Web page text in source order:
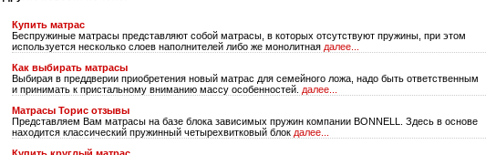
Купить матрас
Беспружиные матрасы представляют собой матрасы, в которых отсутствуют пружины, при этом
используется несколько слоев наполнителей либо же монолитная далее...
Как выбирать матрасы
Выбирая в преддверии приобретения новый матрас для семейного ложа, надо быть ответственным
и принимать к пристальному вниманию массу особенностей. далее...
Матрасы Торис отзывы
Представляем Вам матрасы на базе блока зависимых пружин компании BONNELL. Здесь в основе
находится классический пружинный четырехвитковый блок далее...